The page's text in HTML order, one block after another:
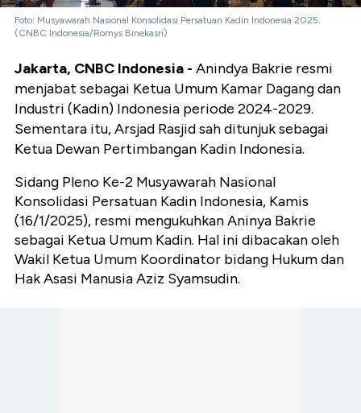
Foto: Musyawarah Nasional Konsolidasi Persatuan Kadin Indonesia 2025.
(CNBC Indonesia/Romys Binekasri)
Jakarta, CNBC Indonesia - Anindya Bakrie resmi
menjabat sebagai Ketua Umum Kamar Dagang dan
Industri (Kadin) Indonesia periode 2024-2029.
Sementara itu, Arsjad Rasjid sah ditunjuk sebagai
Ketua Dewan Pertimbangan Kadin Indonesia.
Sidang Pleno Ke-2 Musyawarah Nasional
Konsolidasi Persatuan Kadin Indonesia, Kamis
(16/1/2025), resmi mengukuhkan Aninya Bakrie
sebagai Ketua Umum Kadin. Hal ini dibacakan oleh
Wakil Ketua Umum Koordinator bidang Hukum dan
Hak Asasi Manusia Aziz Syamsudin.